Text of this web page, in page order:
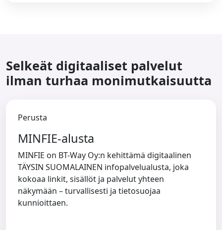
Selkeät digitaaliset palvelut
ilman turhaa monimutkaisuutta
Perusta
MINFIE-alusta
MINFIE on BT-Way Oy:n kehittämä digitaalinen
TÄYSIN SUOMALAINEN infopalvelualusta, joka
kokoaa linkit, sisällöt ja palvelut yhteen
näkymään – turvallisesti ja tietosuojaa
kunnioittaen.